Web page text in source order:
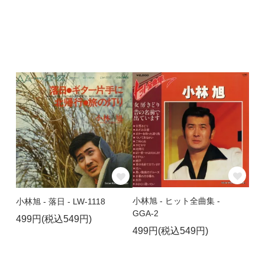
小林旭 - 落日 - LW-1118
499円(税込549円)
小林旭 - ヒット全曲集 -
GGA-2
499円(税込549円)